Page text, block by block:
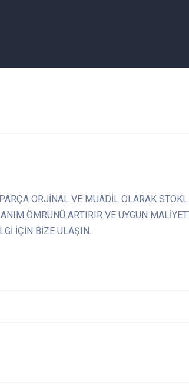
ORJİNAL VE MUADİL OLARAK STOKL
ÖMRÜNÜ ARTIRIR VE UYGUN
İÇİN BİZE ULAŞIN.